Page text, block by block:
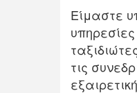
Είμαστε
τις